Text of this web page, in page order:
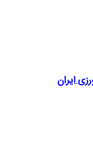
ایران